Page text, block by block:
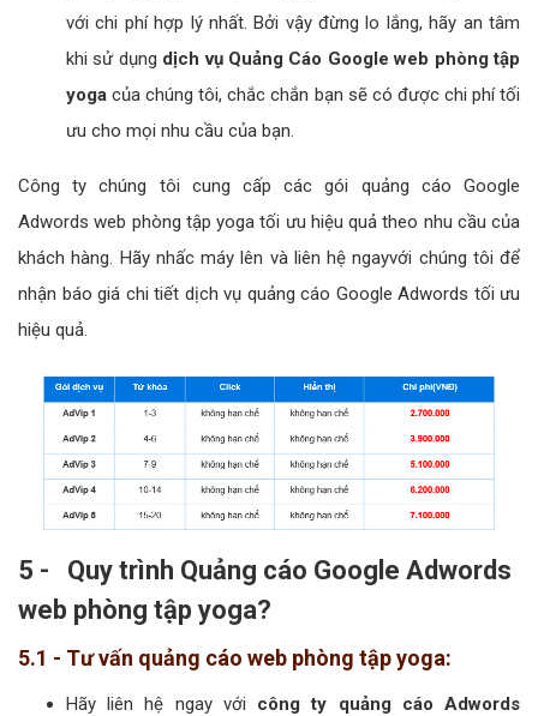
với chi phí hợp lý nhất. Bởi vậy đừng lo lắng, hãy an tâm
khi sử dụng dịch vụ Quảng Cáo Google web phòng tập
yoga của chúng tôi, chắc chắn bạn sẽ có được chi phí tối
ưu cho mọi nhu cầu của bạn.
Công ty chúng tôi cung cấp các gói quảng cáo Google
Adwords web phòng tập yoga tối ưu hiệu quả theo nhu cầu của
khách hàng. Hãy nhấc máy lên và liên hệ ngayvới chúng tôi để
nhận báo giá chi tiết dịch vụ quảng cáo Google Adwords tối ưu
hiệu quả.
5 - Quy trình Quảng cáo Google Adwords
web phòng tập yoga?
5.1 - Tư vấn quảng cáo web phòng tập yoga:
Hãy liên hệ ngay với công ty quảng cáo Adwords